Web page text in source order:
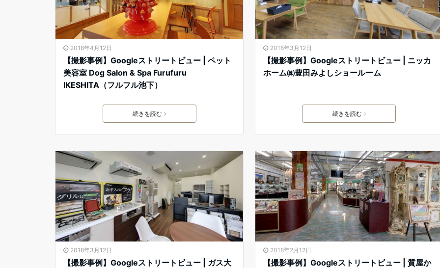
2018年4月12日
【撮影事例】Googleストリートビュー | ペット
美容室 Dog Salon & Spa Furufuru
IKESHITA（フルフル池下）
続きを読む
2018年3月12日
【撮影事例】Googleストリートビュー | ニッカ
ホーム㈱豊田みよしショールーム
続きを読む
2018年3月12日
【撮影事例】Googleストリートビュー | ガス大
2018年2月12日
【撮影事例】Googleストリートビュー | 質屋か